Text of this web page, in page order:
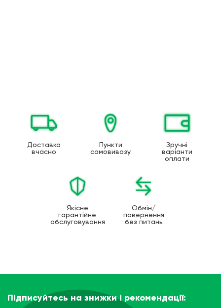
Доставка
вчасно
Пункти
самовивозу
Зручні
варіанти
оплати
Якісне
гарантійне
обслуговування
Обмін/
повернення
без питань
Підписуйтесь на знижки і рекомендації: